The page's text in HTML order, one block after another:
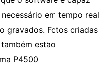
em tempo real
gravados. Fotos criadas
estão
P4500